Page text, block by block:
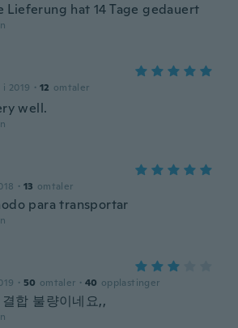
Lieferung hat 14 Tage gedauert
2019 · 12 omtaler
well.
· 13 omtaler
para transportar
· 50 omtaler · 40 opplastinger
합 불량이네요,,